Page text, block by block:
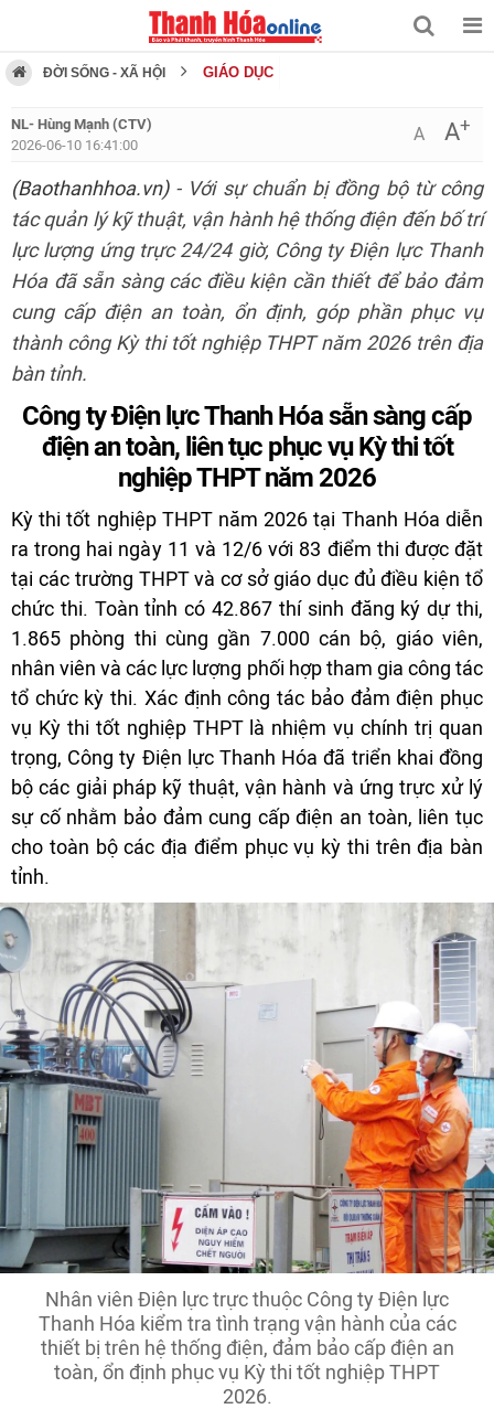
ĐỜI SỐNG - XÃ HỘI GIÁO DỤC
NL- Hùng Mạnh (CTV)
2026-06-10 16:41:00
A A+
(Baothanhhoa.vn)- Với sự chuẩn bị đồng bộ từ công
tác quản lý kỹ thuật, vận hành hệ thống điện đến bố trí
lực lượng ứng trực 24/24 giờ, Công ty Điện lực Thanh
Hóa đã sẵn sàng các điều kiện cần thiết để bảo đảm
cung cấp điện an toàn, ổn định, góp phần phục vụ
thành công Kỳ thi tốt nghiệp THPT năm 2026 trên địa
bàn tỉnh.
Công ty Điện lực Thanh Hóa sẵn sàng cấp
điện an toàn, liên tục phục vụ Kỳ thi tốt
nghiệp THPT năm 2026
Kỳ thi tốt nghiệp THPT năm 2026 tại Thanh Hóa diễn
ra trong hai ngày 11 và 12/6 với 83 điểm thi được đặt
tại các trường THPT và cơ sở giáo dục đủ điều kiện tổ
chức thi. Toàn tỉnh có 42.867 thí sinh đăng ký dự thi,
1.865 phòng thi cùng gần 7.000 cán bộ, giáo viên,
nhân viên và các lực lượng phối hợp tham gia công tác
tổ chức kỳ thi. Xác định công tác bảo đảm điện phục
vụ Kỳ thi tốt nghiệp THPT là nhiệm vụ chính trị quan
trọng, Công ty Điện lực Thanh Hóa đã triển khai đồng
bộ các giải pháp kỹ thuật, vận hành và ứng trực xử lý
sự cố nhằm bảo đảm cung cấp điện an toàn, liên tục
cho toàn bộ các địa điểm phục vụ kỳ thi trên địa bàn
tỉnh.
Nhân viên Điện lực trực thuộc Công ty Điện lực
Thanh Hóa kiểm tra tình trạng vận hành của các
thiết bị trên hệ thống điện, đảm bảo cấp điện an
toàn, ổn định phục vụ Kỳ thi tốt nghiệp THPT
2026.